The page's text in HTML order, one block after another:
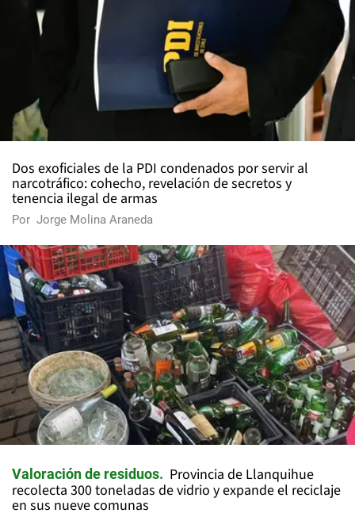
Dos exoficiales de la PDI condenados por servir al
narcotráfico: cohecho, revelación de secretos y
tenencia ilegal de armas
Por Jorge Molina Araneda
Valoración de residuos
Provincia de Llanquihue
recolecta 300 toneladas de vidrio y expande el reciclaje
en sus nueve comunas